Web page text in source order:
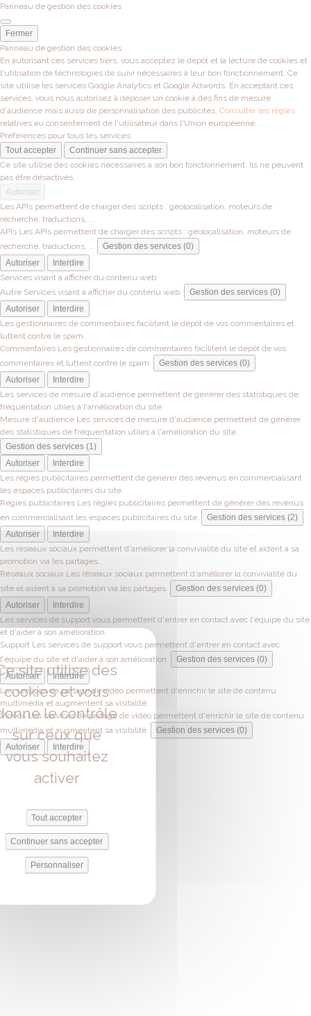
Panneau de gestion des cookies
Fermer
Panneau de gestion des cookies
En autorisant ces services tiers, vous acceptez le dépôt et la lecture de cookies et
l'utilisation de technologies de suivi nécessaires à leur bon fonctionnement. Ce
site utilise les services Google Analytics et Google Adwords. En acceptant ces
services, vous nous autorisez à déposer un cookie à des fins de mesure
d'audience mais aussi de personnalisation des publicités. Consulter les règles
relatives au consentement de l'utilisateur dans l'Union européenne.
Préférences pour tous les services
Tout accepter
Continuer sans accepter
Ce site utilise des cookies nécessaires à son bon fonctionnement. Ils ne peuvent
pas être désactivés.
Autoriser
Les APIs permettent de charger des scripts : géolocalisation, moteurs de
recherche, traductions, ...
APIs Les APIs permettent de charger des scripts : géolocalisation, moteurs de
recherche, traductions, ...
Gestion des services (0)
Autoriser
Interdire
Services visant à afficher du contenu web.
Autre Services visant à afficher du contenu web.
Gestion des services (0)
Autoriser
Interdire
Les gestionnaires de commentaires facilitent le dépôt de vos commentaires et
luttent contre le spam.
Commentaires Les gestionnaires de commentaires facilitent le dépôt de vos
commentaires et luttent contre le spam.
Gestion des services (0)
Autoriser
Interdire
Les services de mesure d'audience permettent de générer des statistiques de
fréquentation utiles à l'amélioration du site.
Mesure d'audience Les services de mesure d'audience permettent de générer
des statistiques de fréquentation utiles à l'amélioration du site.
Gestion des services (1)
Autoriser
Interdire
Les régies publicitaires permettent de générer des revenus en commercialisant
les espaces publicitaires du site.
Régies publicitaires Les régies publicitaires permettent de générer des revenus
en commercialisant les espaces publicitaires du site.
Gestion des services (2)
Autoriser
Interdire
Les réseaux sociaux permettent d'améliorer la convivialité du site et aident à sa
promotion via les partages.
Réseaux sociaux Les réseaux sociaux permettent d'améliorer la convivialité du
site et aident à sa promotion via les partages.
Gestion des services (0)
Autoriser
Interdire
Les services de support vous permettent d'entrer en contact avec l'équipe du site
et d'aider à son amélioration.
Support Les services de support vous permettent d'entrer en contact avec
l'équipe du site et d'aider à son amélioration.
Gestion des services (0)
Autoriser
Interdire
Les services de partage de vidéo permettent d'enrichir le site de contenu
multimédia et augmentent sa visibilité.
Vidéos Les services de partage de vidéo permettent d'enrichir le site de contenu
multimédia et augmentent sa visibilité.
Gestion des services (0)
Autoriser
Interdire
site utilise des
cookies et vous
le contrôle
sur ceux que
vous souhaitez
activer
Tout accepter
Continuer sans accepter
Personnaliser